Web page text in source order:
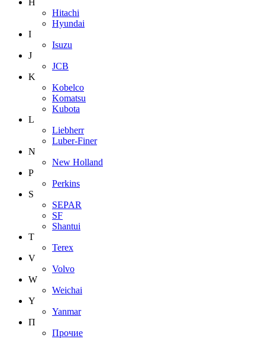
H
Hitachi
Hyundai
I
Isuzu
J
JCB
K
Kobelco
Komatsu
Kubota
L
Liebherr
Luber-Finer
N
New Holland
P
Perkins
S
SEPAR
SF
Shantui
T
Terex
V
Volvo
W
Weichai
Y
Yanmar
П
Прочие